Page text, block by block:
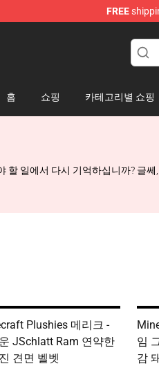
FREE
Shop
홈 쇼핑 카테고리별 쇼핑
할 일에서 다시 기억하십니까? 글
Plushies 메리크 -
JSchlatt Ram 연약한
견면 벨벳
임
감